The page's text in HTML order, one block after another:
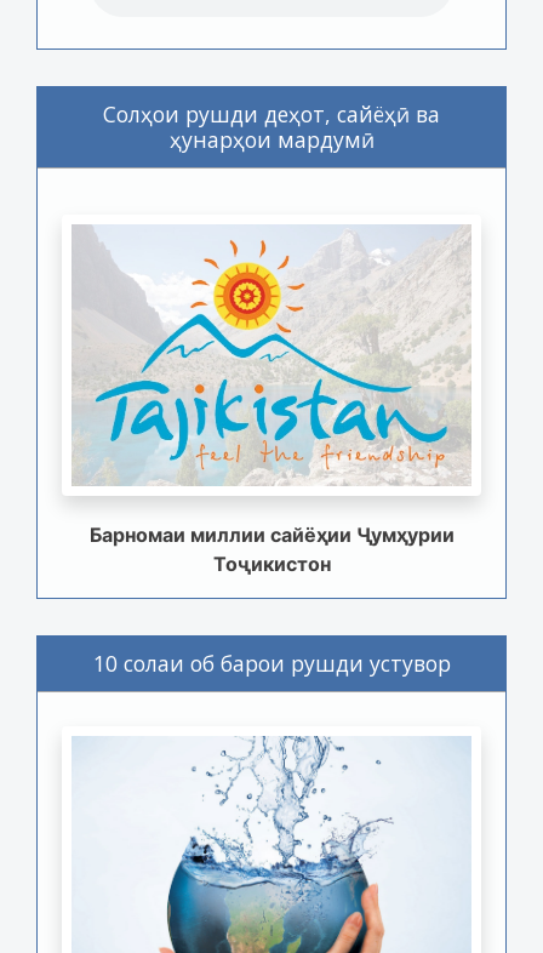
Солҳои рушди деҳот, сайёҳӣ ва
ҳунарҳои мардумӣ
Барномаи миллии сайёҳии Ҷумҳурии
Тоҷикистон
10 солаи об барои рушди устувор